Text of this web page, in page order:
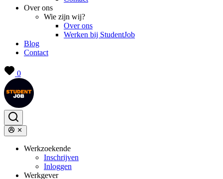
Over ons
Wie zijn wij?
Over ons
Werken bij StudentJob
Blog
Contact
0
Werkzoekende
Inschrijven
Inloggen
Werkgever